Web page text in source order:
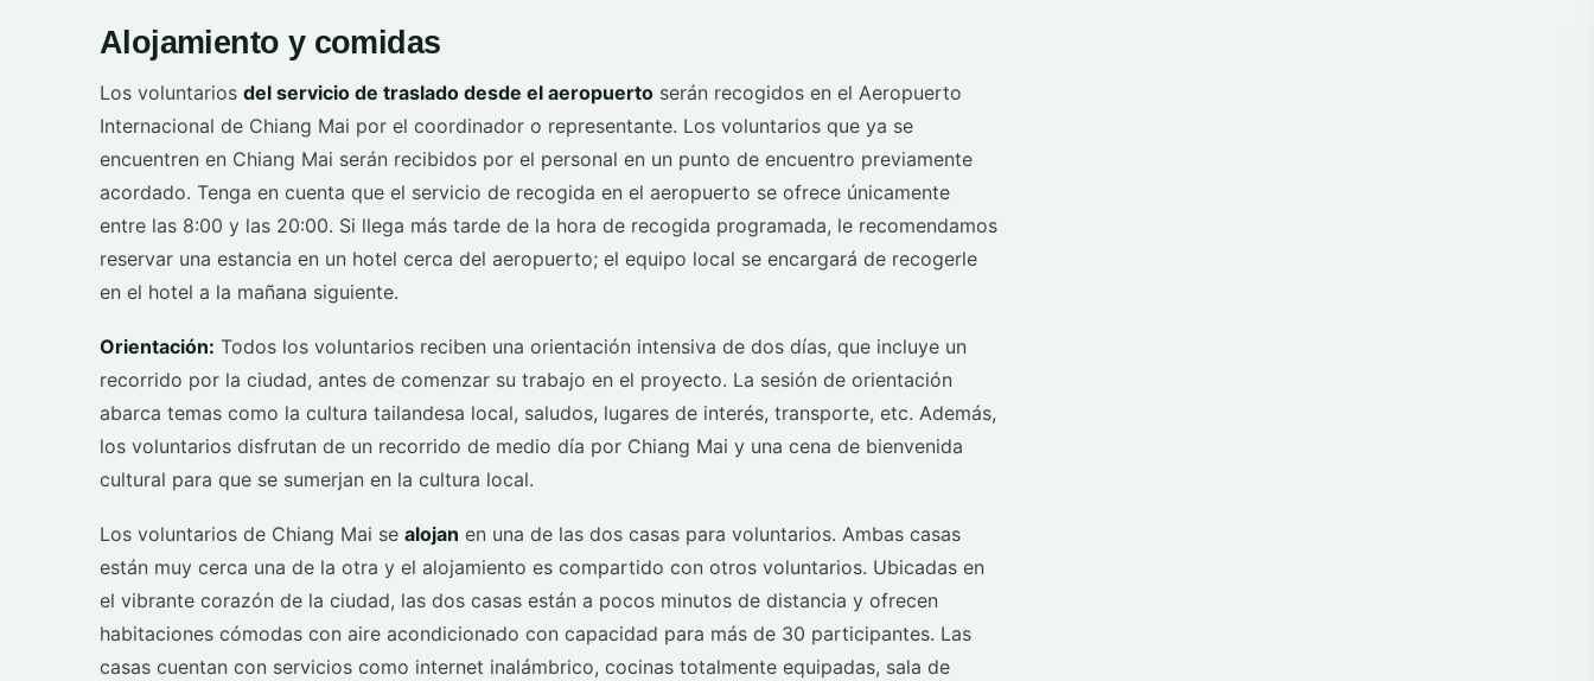
Alojamiento y comidas
Los voluntarios del servicio de traslado desde el aeropuerto serán recogidos en el Aeropuerto
Internacional de Chiang Mai por el coordinador o representante. Los voluntarios que ya se
encuentren en Chiang Mai serán recibidos por el personal en un punto de encuentro previamente
acordado. Tenga en cuenta que el servicio de recogida en el aeropuerto se ofrece únicamente
entre las 8:00 y las 20:00. Si llega más tarde de la hora de recogida programada, le recomendamos
reservar una estancia en un hotel cerca del aeropuerto; el equipo local se encargará de recogerle
en el hotel a la mañana siguiente.
Orientación: Todos los voluntarios reciben una orientación intensiva de dos días, que incluye un
recorrido por la ciudad, antes de comenzar su trabajo en el proyecto. La sesión de orientación
abarca temas como la cultura tailandesa local, saludos, lugares de interés, transporte, etc. Además,
los voluntarios disfrutan de un recorrido de medio día por Chiang Mai y una cena de bienvenida
cultural para que se sumerjan en la cultura local.
Los voluntarios de Chiang Mai se alojan en una de las dos casas para voluntarios. Ambas casas
están muy cerca una de la otra y el alojamiento es compartido con otros voluntarios. Ubicadas en
el vibrante corazón de la ciudad, las dos casas están a pocos minutos de distancia y ofrecen
habitaciones cómodas con aire acondicionado con capacidad para más de 30 participantes. Las
casas cuentan con servicios como internet inalámbrico, cocinas totalmente equipadas, sala de